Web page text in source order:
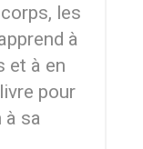
les
à
et à en
pour
à sa